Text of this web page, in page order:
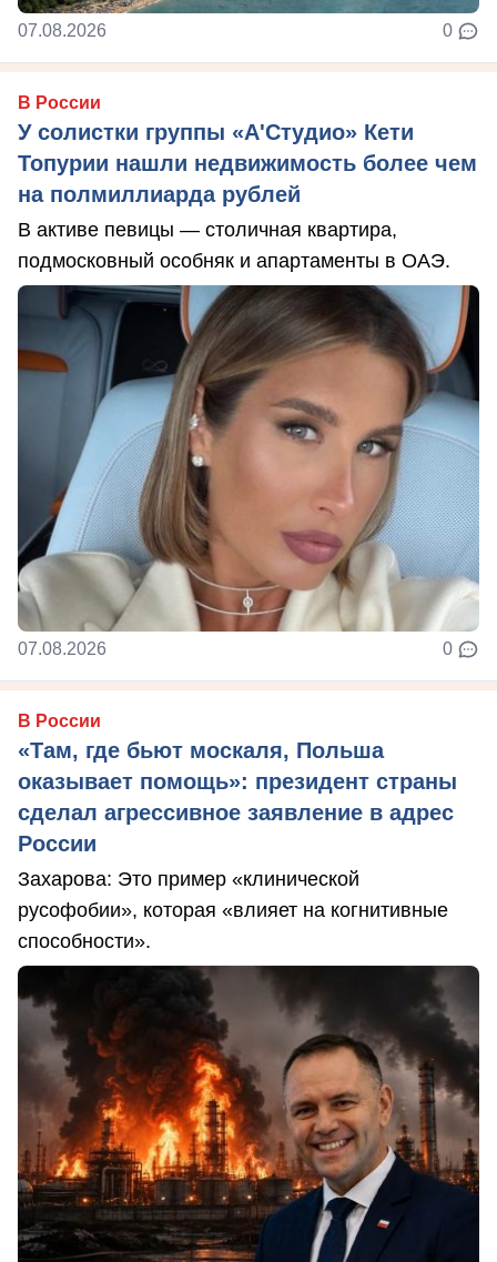
07.08.2026 0
В России
У солистки группы «А'Студио» Кети
Топурии нашли недвижимость более чем
на полмиллиарда рублей
В активе певицы — столичная квартира,
подмосковный особняк и апартаменты в ОАЭ.
07.08.2026 0
В России
«Там, где бьют москаля, Польша
оказывает помощь»: президент страны
сделал агрессивное заявление в адрес
России
Захарова: Это пример «клинической
русофобии», которая «влияет на когнитивные
способности».